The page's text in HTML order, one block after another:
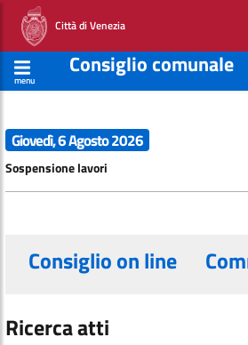
Città di Venezia
menu
Consiglio comunale
Giovedì, 6 Agosto 2026
Sospensione lavori
Consiglio on line
Ricerca atti